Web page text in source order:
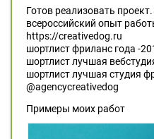
Готов реализовать
всероссийский опыт
https://creativedog.ru
шортлист фриланс года -
шортлист лучшая
шортлист лучшая студия
@agencycreativedog
Примеры моих работ